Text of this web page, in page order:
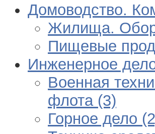
Домоводство.
Жилища.
Пищевые
Инженерное
Военная
флота (3)
Горное дело